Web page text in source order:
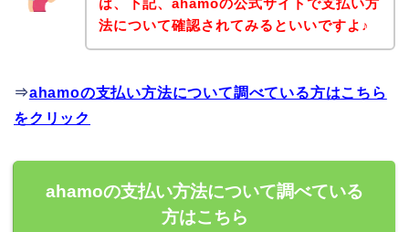
は、下記、ahamoの公式サイトで支払い方
法について確認されてみるといいですよ♪
⇒ahamoの支払い方法について調べている方はこちら
をクリック
ahamoの支払い方法について調べている
方はこちら